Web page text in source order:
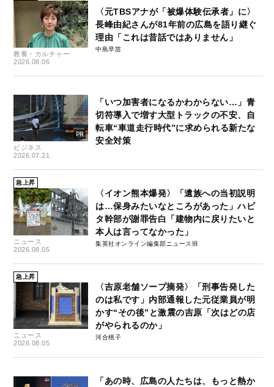
教養・カルチャー
2026.08.06
〈元TBSアナが「被爆体験伝承者」に〉
長峰由紀さんが81年前の広島を語り継ぐ
理由「これは昔話ではありません」
中島早苗
ビジネス
2026.07.21
「いつ加害者になるかわからない…」青
切符導入で増す大型トラックの不安、自
転車“車道走行時代”に求められる新たな
安全対策
急上昇
ニュース
2026.08.05
〈イオン熊本爆発〉「遺族への当初説明
は…保身みたいなところがあった」ハビ
タ幹部が謝罪告白「建物内に戻りたいと
本人は言ってなかった」
集英社オンライン編集部ニュース班
急上昇
ニュース
2026.08.05
〈吉原老舗ソープ摘発〉「刑事告発した
のは私です」内部通報した元従業員が明
かす“その後”と激震の吉原「次はどの店
がやられるのか」
河合桃子
「あの時、広島の人たちは、もっと熱か